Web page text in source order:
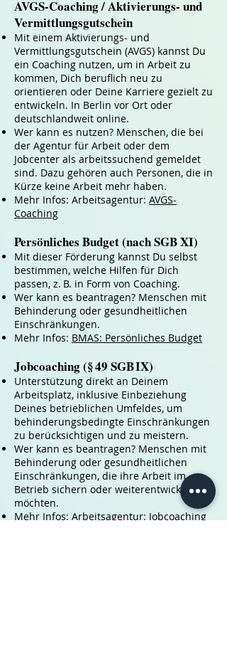
AVGS-Coaching / Aktivierungs- und
Vermittlungsgutschein
Mit einem Aktivierungs- und
Vermittlungsgutschein (AVGS) kannst Du
ein Coaching nutzen, um in Arbeit zu
kommen, Dich beruflich neu zu
orientieren oder Deine Karriere gezielt zu
entwickeln. In Berlin vor Ort oder
deutschlandweit online.
Wer kann es nutzen? Menschen, die bei
der Agentur für Arbeit oder dem
Jobcenter als arbeitssuchend gemeldet
sind. Dazu gehören auch Personen, die in
Kürze keine Arbeit mehr haben.
Mehr Infos: Arbeitsagentur: AVGS-
Coaching
Persönliches Budget (nach SGB XI)
Mit dieser Förderung kannst Du selbst
bestimmen, welche Hilfen für Dich
passen, z. B. in Form von Coaching.
Wer kann es beantragen? Menschen mit
Behinderung oder gesundheitlichen
Einschränkungen.
Mehr Infos: BMAS: Persönliches Budget
Jobcoaching (§ 49 SGB IX)
Unterstützung direkt an Deinem
Arbeitsplatz, inklusive Einbeziehung
Deines betrieblichen Umfeldes, um
behinderungsbedingte Einschränkungen
zu berücksichtigen und zu meistern.
Wer kann es beantragen? Menschen mit
Behinderung oder gesundheitlichen
Einschränkungen, die ihre Arbeit im
Betrieb sichern oder weiterentwickeln
möchten.
Mehr Infos: Arbeitsagentur: Jobcoaching